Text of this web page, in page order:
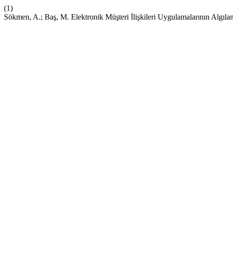
(1)
Sökmen, A.; Baş, M. Elektronik Müşteri İlişkileri Uygulamalarının